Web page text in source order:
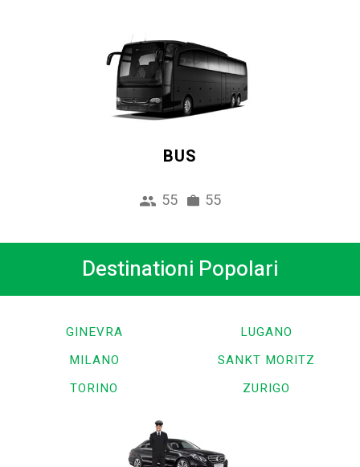
BUS
55 55
Destinationi Popolari
GINEVRA
LUGANO
MILANO
SANKT MORITZ
TORINO
ZURIGO